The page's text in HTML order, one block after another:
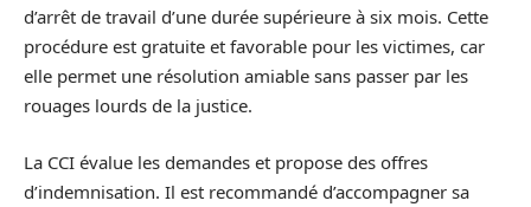
d’arrêt de travail d’une durée supérieure à six mois. Cette
procédure est gratuite et favorable pour les victimes, car
elle permet une résolution amiable sans passer par les
rouages lourds de la justice.
La CCI évalue les demandes et propose des offres
d’indemnisation. Il est recommandé d’accompagner sa